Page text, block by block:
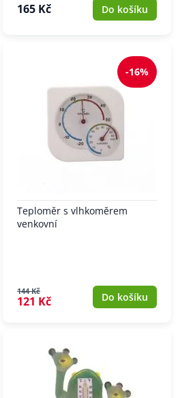
165 Kč Do košíku
-16%
Teploměr s vlhkoměrem
venkovní
144 Kč
121 Kč Do košíku